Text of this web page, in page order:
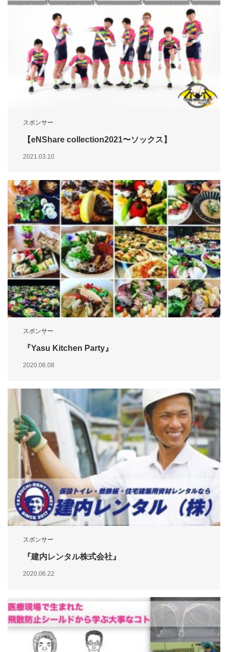
スポンサー
【eNShare collection2021〜ソックス】
2021.03.10
スポンサー
『Yasu Kitchen Party』
2020.06.08
スポンサー
『建内レンタル株式会社』
2020.06.22